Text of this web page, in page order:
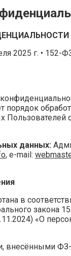
2025 г. • 152-
порядок
Пользователей
данных:
, e-mail:
в
закона
«О
внесёнными